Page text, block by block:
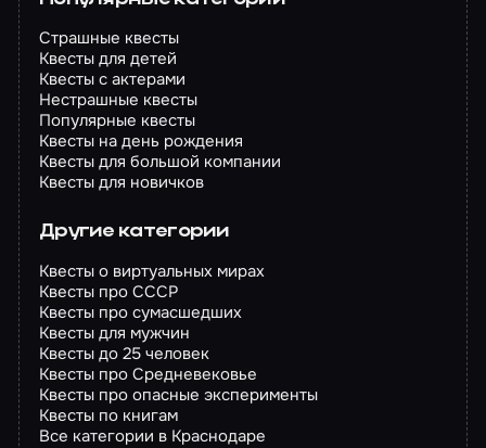
Страшные квесты
Квесты для детей
Квесты с актерами
Нестрашные квесты
Популярные квесты
Квесты на день рождения
Квесты для большой компании
Квесты для новичков
Другие категории
Квесты о виртуальных мирах
Квесты про СССР
Квесты про сумасшедших
Квесты для мужчин
Квесты до 25 человек
Квесты про Средневековье
Квесты про опасные эксперименты
Квесты по книгам
Все категории в Краснодаре